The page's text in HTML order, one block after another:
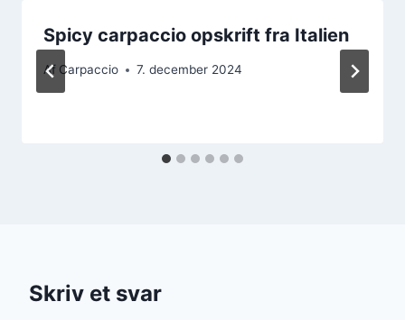
Spicy carpaccio opskrift fra Italien
Af Carpaccio 7. december 2024
Skriv et svar